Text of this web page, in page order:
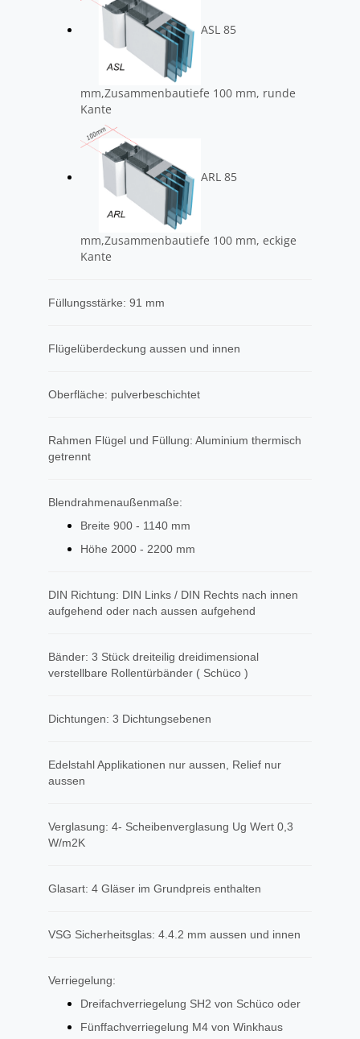
ASL 85
mm,Zusammenbautiefe 100 mm, runde
Kante
ARL 85
mm,Zusammenbautiefe 100 mm, eckige
Kante
Füllungsstärke: 91 mm
Flügelüberdeckung aussen und innen
Oberfläche: pulverbeschichtet
Rahmen Flügel und Füllung: Aluminium thermisch
getrennt
Blendrahmenaußenmaße:
Breite 900 - 1140 mm
Höhe 2000 - 2200 mm
DIN Richtung: DIN Links / DIN Rechts nach innen
aufgehend oder nach aussen aufgehend
Bänder: 3 Stück dreiteilig dreidimensional
verstellbare Rollentürbänder ( Schüco )
Dichtungen: 3 Dichtungsebenen
Edelstahl Applikationen nur aussen, Relief nur
aussen
Verglasung: 4- Scheibenverglasung Ug Wert 0,3
W/m2K
Glasart: 4 Gläser im Grundpreis enthalten
VSG Sicherheitsglas: 4.4.2 mm aussen und innen
Verriegelung:
Dreifachverriegelung SH2 von Schüco oder
Fünffachverriegelung M4 von Winkhaus